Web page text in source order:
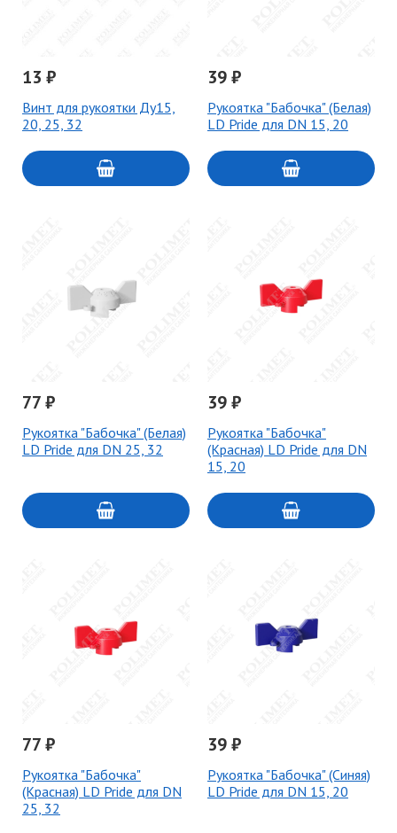
13 ₽
Винт для рукоятки Ду15,
20, 25, 32
39 ₽
Рукоятка "Бабочка" (Белая)
LD Pride для DN 15, 20
77 ₽
Рукоятка "Бабочка" (Белая)
LD Pride для DN 25, 32
39 ₽
Рукоятка "Бабочка"
(Красная) LD Pride для DN
15, 20
77 ₽
Рукоятка "Бабочка"
(Красная) LD Pride для DN
25, 32
39 ₽
Рукоятка "Бабочка" (Синяя)
LD Pride для DN 15, 20